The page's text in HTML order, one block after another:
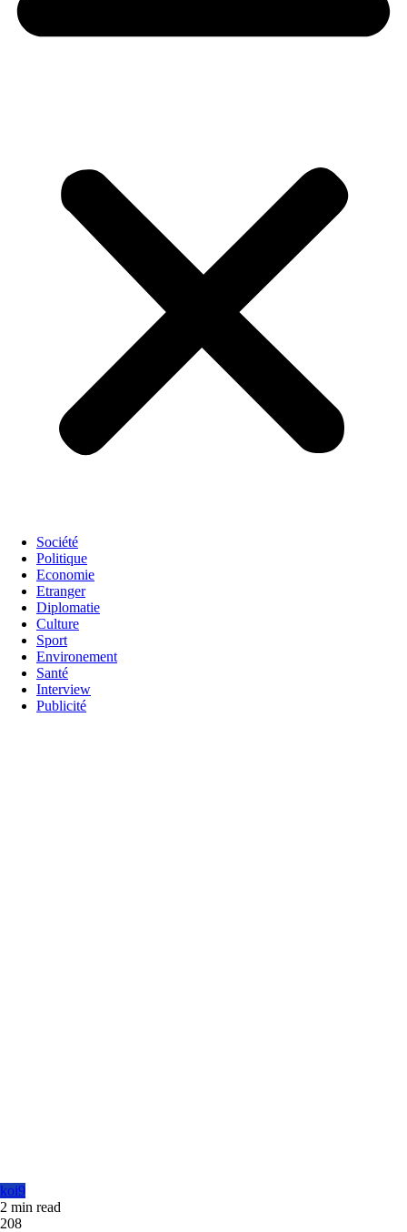
Société
Politique
Economie
Etranger
Diplomatie
Culture
Sport
Environement
Santé
Interview
Publicité
koi9
2 min read
208